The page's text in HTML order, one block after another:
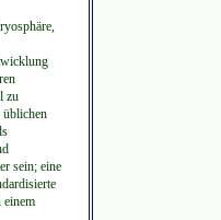
zu
üblichen
sein; eine
einem